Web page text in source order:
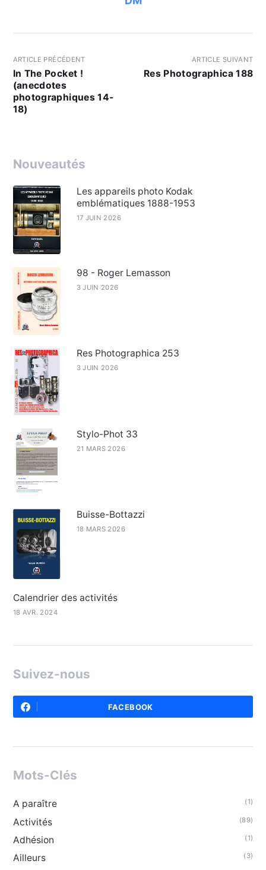
ARTICLE PRÉCÉDENT
In The Pocket !
(anecdotes
photographiques 14-
18)
ARTICLE SUIVANT
Res Photographica 188
Nouveautés
Les appareils photo Kodak
emblématiques 1888-1953
17 JUIN 2026
98 - Roger Lemasson
3 JUIN 2026
Res Photographica 253
3 JUIN 2026
Stylo-Phot 33
21 MARS 2026
Buisse-Bottazzi
18 MARS 2026
Calendrier des activités
18 AVR. 2024
Suivez-nous
FACEBOOK
Mots-Clés
A paraître (1)
Activités (89)
Adhésion (1)
Ailleurs (3)